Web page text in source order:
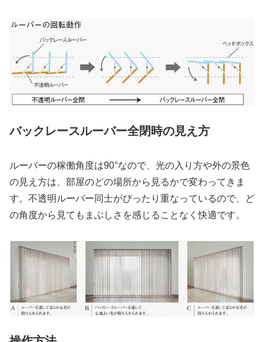
バックレースルーバー全閉時の見え方
ルーバーの稼働角度は90°なので、光の入り方や外の景色
の見え方は、部屋のどの場所から見るかで変わってきま
す。不透明ルーバー同士がぴったり重なっているので、ど
の角度から見てもまぶしさを感じることなく快適です。